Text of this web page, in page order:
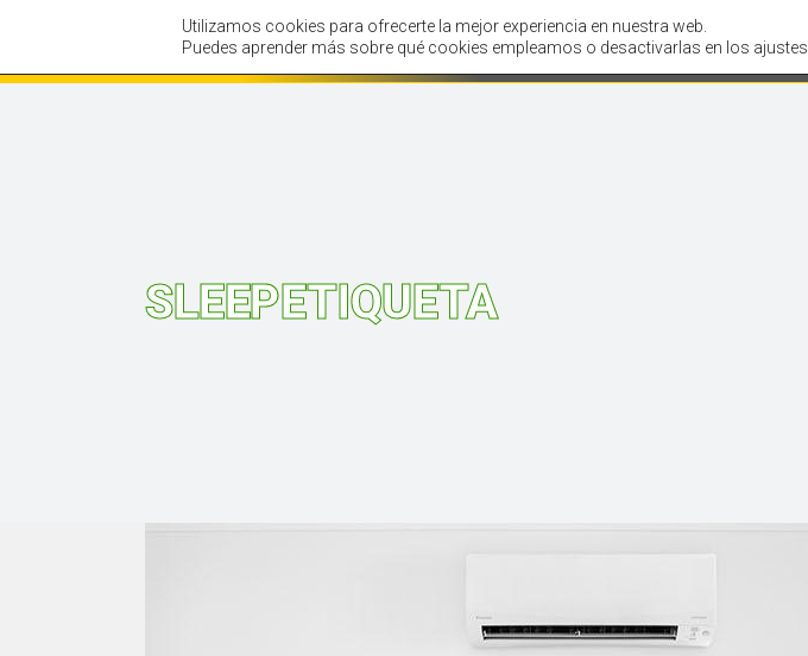
Inicio Tienda Servicios Clientes
SLEEPETIQUETA
Utilizamos cookies para ofrecerte la mejor experiencia en nuestra web.
Puedes aprender más sobre qué cookies empleamos o desactivarlas en los ajustes.